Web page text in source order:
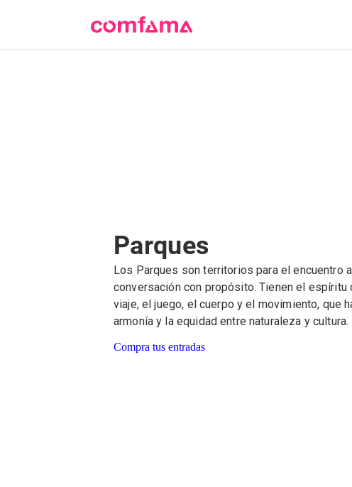
Parques
Los Parques son territorios para el encuentro
conversación con propósito. Tienen el espíritu
viaje, el juego, el cuerpo y el movimiento, que
armonía y la equidad entre naturaleza y cultura.
Compra tus entradas